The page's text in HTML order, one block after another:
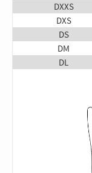
DXXS
DXS
DS
DM
DL